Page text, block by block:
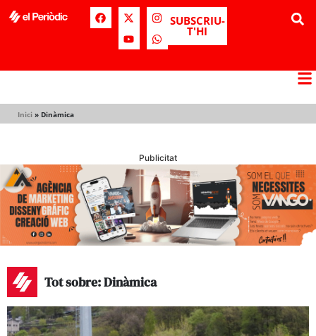
SUBSCRIU-
T'HI
Inici » Dinàmica
Publicitat
Tot sobre: Dinàmica